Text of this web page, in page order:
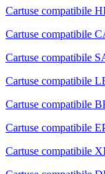
Cartuse compatibile
Cartuse compatibile
Cartuse compatibile
Cartuse compatibile
Cartuse compatibile
Cartuse compatibile
Cartuse compatibile